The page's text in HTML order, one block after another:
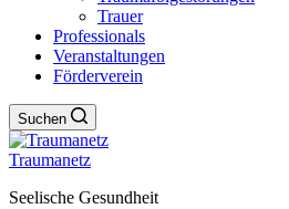
Trauer
Professionals
Veranstaltungen
Förderverein
Suchen
Traumanetz
Seelische Gesundheit